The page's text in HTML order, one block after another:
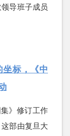
导班子成员
坐标，《中
》修订工作
部由复旦大